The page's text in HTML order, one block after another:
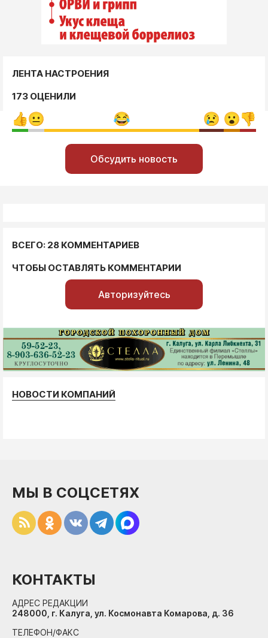
ЛЕНТА НАСТРОЕНИЯ
173 ОЦЕНИЛИ
Обсудить новость
ВСЕГО: 28 КОММЕНТАРИЕВ
ЧТОБЫ ОСТАВЛЯТЬ КОММЕНТАРИИ
Авторизуйтесь
НОВОСТИ КОМПАНИЙ
МЫ В СОЦСЕТЯХ
КОНТАКТЫ
АДРЕС РЕДАКЦИИ
248000, г. Калуга, ул. Космонавта Комарова, д. 36
ТЕЛЕФОН/ФАКС